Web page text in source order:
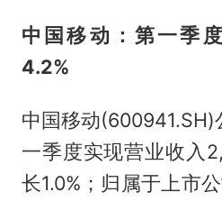
中国移动：第一季
4.2%
中国移动
一季度实现营业收入
长1.0%；归属于上市